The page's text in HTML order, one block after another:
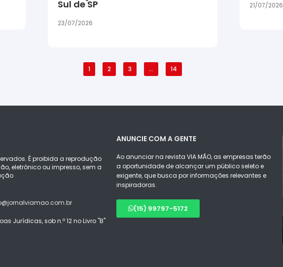
Sul de SP
23/07/2026
21/07/2026
1 2 3 … 14
É proibida a reprodução
eletrônico ou impresso, sem a
Jurídicas, sob n.º 12 no Livro "B"
ANUNCIE COM A GENTE
Ao anunciar na revista VIA MÃO, as empresas terão
a oportunidade de alcançar um público seleto e
exigente, que busca por informações relevantes e
inspiradoras.
(15) 99797-5172